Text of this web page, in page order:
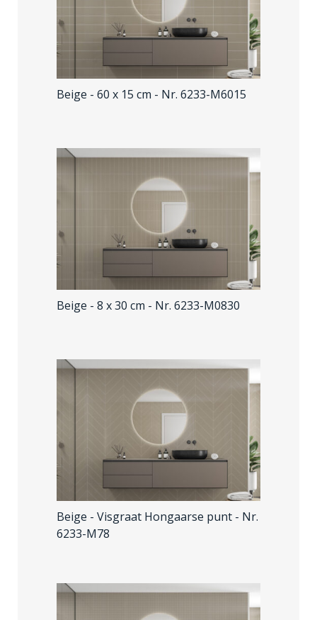
Beige - 60 x 15 cm - Nr. 6233-M6015
Beige - 8 x 30 cm - Nr. 6233-M0830
Beige - Visgraat Hongaarse punt - Nr.
6233-M78